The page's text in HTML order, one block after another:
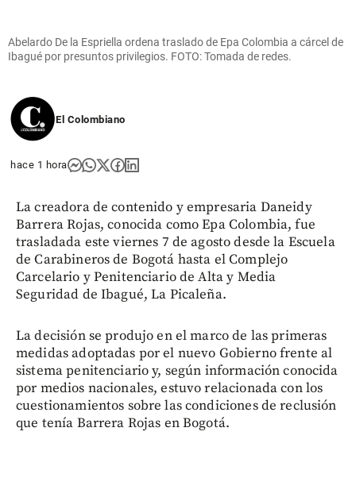
Abelardo De la Espriella ordena traslado de Epa Colombia a cárcel de
Ibagué por presuntos privilegios. FOTO: Tomada de redes.
El Colombiano
hace 1 hora
La creadora de contenido y empresaria Daneidy
Barrera Rojas, conocida como Epa Colombia, fue
trasladada este viernes 7 de agosto desde la Escuela
de Carabineros de Bogotá hasta el Complejo
Carcelario y Penitenciario de Alta y Media
Seguridad de Ibagué, La Picaleña.
La decisión se produjo en el marco de las primeras
medidas adoptadas por el nuevo Gobierno frente al
sistema penitenciario y, según información conocida
por medios nacionales, estuvo relacionada con los
cuestionamientos sobre las condiciones de reclusión
que tenía Barrera Rojas en Bogotá.